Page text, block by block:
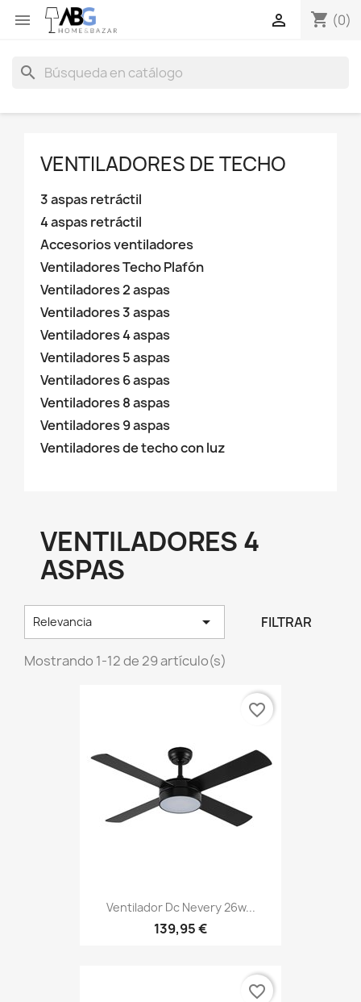
 shopping_cart (0)

search
VENTILADORES DE TECHO
3 aspas retráctil
4 aspas retráctil
Accesorios ventiladores
Ventiladores Techo Plafón
Ventiladores 2 aspas
Ventiladores 3 aspas
Ventiladores 4 aspas
Ventiladores 5 aspas
Ventiladores 6 aspas
Ventiladores 8 aspas
Ventiladores 9 aspas
Ventiladores de techo con luz
VENTILADORES 4
ASPAS
Relevancia  FILTRAR
Mostrando 1-12 de 29 artículo(s)
Ventilador Dc Nevery 26w...
139,95 €
favorite_border
favorite_border